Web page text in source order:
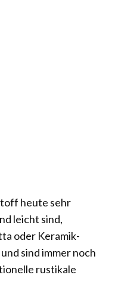
heute sehr
leicht sind,
oder Keramik-
sind immer noch
rustikale